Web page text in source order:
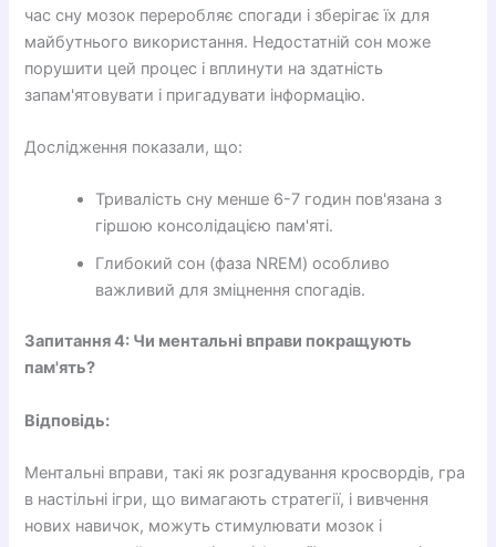
час сну мозок переробляє спогади і зберігає їх для
майбутнього використання. Недостатній сон може
порушити цей процес і вплинути на здатність
запам'ятовувати і пригадувати інформацію.
Дослідження показали, що:
Тривалість сну менше 6-7 годин пов'язана з
гіршою консолідацією пам'яті.
Глибокий сон (фаза NREM) особливо
важливий для зміцнення спогадів.
Запитання 4: Чи ментальні вправи покращують
пам'ять?
Відповідь:
Ментальні вправи, такі як розгадування кросвордів, гра
в настільні ігри, що вимагають стратегії, і вивчення
нових навичок, можуть стимулювати мозок і